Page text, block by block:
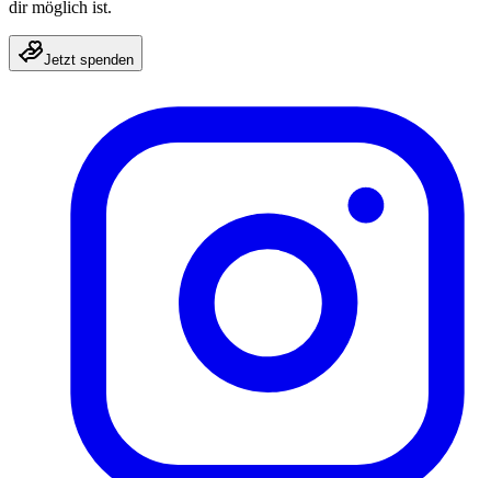
dir möglich ist.
Jetzt spenden